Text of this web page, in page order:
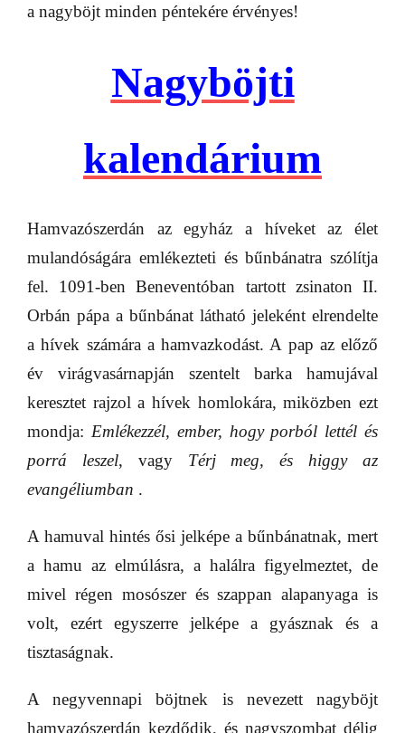
a nagyböjt minden péntekére érvényes!
Nagyböjti
kalendárium
Hamvazószerdán az egyház a híveket az élet
mulandóságára emlékezteti és bűnbánatra szólítja
fel. 1091-ben Beneventóban tartott zsinaton II.
Orbán pápa a bűnbánat látható jeleként elrendelte
a hívek számára a hamvazkodást. A pap az előző
év virágvasárnapján szentelt barka hamujával
keresztet rajzol a hívek homlokára, miközben ezt
mondja: Emlékezzél, ember, hogy porból lettél és
porrá leszel, vagyTérj meg, és higgy az
evangéliumban .
A hamuval hintés ősi jelképe a bűnbánatnak, mert
a hamu az elmúlásra, a halálra figyelmeztet, de
mivel régen mosószer és szappan alapanyaga is
volt, ezért egyszerre jelképe a gyásznak és a
tisztaságnak.
A negyvennapi böjtnek is nevezett nagyböjt
hamvazószerdán kezdődik, és nagyszombat délig